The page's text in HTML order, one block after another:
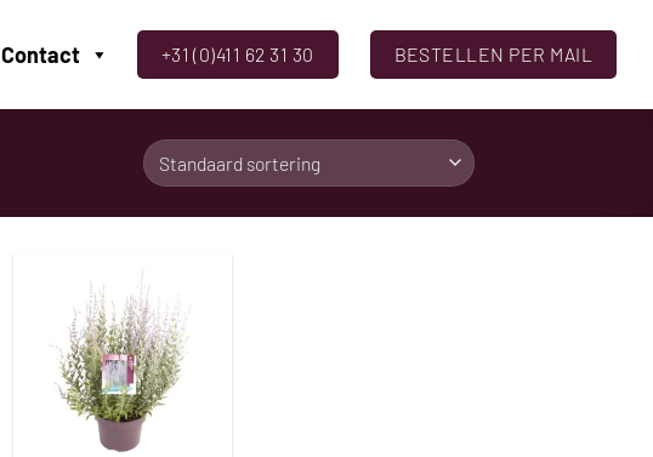
Contact +31 (0)411 62 31 30 BESTELLEN PER MAIL
Toevoegen
aan
verlanglijst